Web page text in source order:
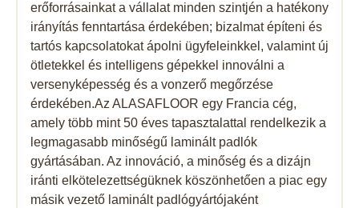
erőforrásainkat a vállalat minden szintjén a hatékony
irányítás fenntartása érdekében; bizalmat építeni és
tartós kapcsolatokat ápolni ügyfeleinkkel, valamint új
ötletekkel és intelligens gépekkel innoválni a
versenyképesség és a vonzerő megőrzése
érdekében.Az ALASAFLOOR egy Francia cég,
amely több mint 50 éves tapasztalattal rendelkezik a
legmagasabb minőségű laminált padlók
gyártásában. Az innováció, a minőség és a dizájn
iránti elkötelezettségüknek köszönhetően a piac egy
másik vezető laminált padlógyártójaként